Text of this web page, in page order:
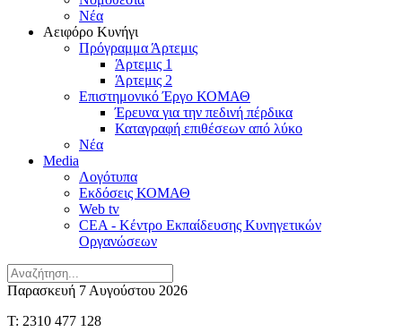
Νέα
Αειφόρο Κυνήγι
Πρόγραμμα Άρτεμις
Άρτεμις 1
Άρτεμις 2
Επιστημονικό Έργο ΚΟΜΑΘ
Έρευνα για την πεδινή πέρδικα
Καταγραφή επιθέσεων από λύκο
Νέα
Media
Λογότυπα
Εκδόσεις ΚΟΜΑΘ
Web tv
CEA - Κέντρο Εκπαίδευσης Κυνηγετικών
Οργανώσεων
Παρασκευή 7 Αυγούστου 2026
T: 2310 477 128